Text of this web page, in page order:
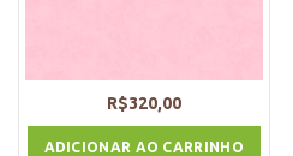
R$320,00
ADICIONAR AO CARRINHO